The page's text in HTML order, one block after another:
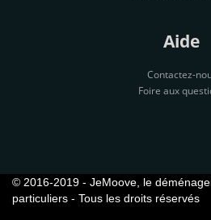
Aide
Contactez-
Foire aux
© 2016-2019 - JeMoove, le
particuliers - Tous les droits réservés